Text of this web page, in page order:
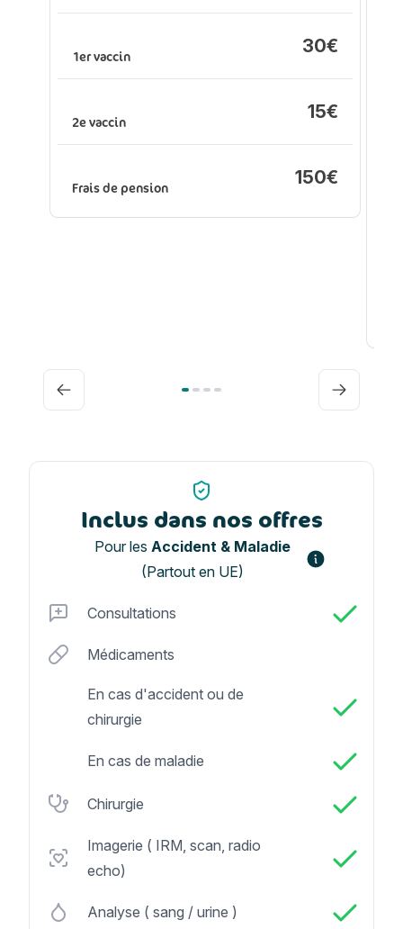
1er vaccin 30€
2e vaccin 15€
Frais de pension 150€
Précédent Suivant
Inclus dans nos offres
Pour les Accident & Maladie
(Partout en UE)
Consultations
Médicaments
En cas d'accident ou de
chirurgie
En cas de maladie
Chirurgie
Imagerie ( IRM, scan, radio
echo)
Analyse ( sang / urine )